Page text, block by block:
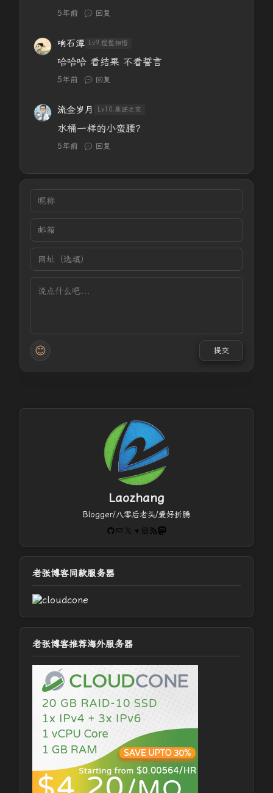
5年前 回复
响石潭 Lv9.惺惺相惜
哈哈哈 看结果 不看誓言
5年前 回复
流金岁月 Lv10.莫逆之交
水桶一样的小蛮腰？
5年前 回复
😊 提交
Laozhang
Blogger/八零后老头/爱好折腾
GitHub
电子邮件 X Telegram
Instagram
RSS FeedMastodon
老张博客同款服务器
老张博客推荐海外服务器